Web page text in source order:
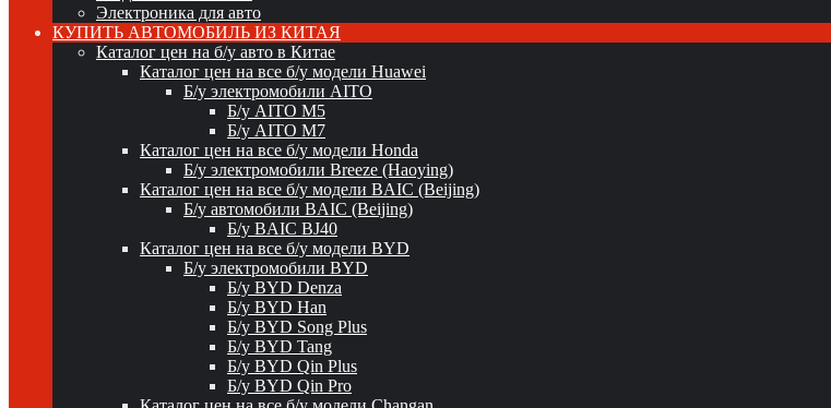
Электроника для авто
КУПИТЬ АВТОМОБИЛЬ ИЗ КИТАЯ
Каталог цен на б/у авто в Китае
Каталог цен на все б/у модели Huawei
Б/у электромобили AITO
Б/у AITO M5
Б/у AITO M7
Каталог цен на все б/у модели Honda
Б/у электромобили Breeze (Haoying)
Каталог цен на все б/у модели BAIC (Beijing)
Б/у автомобили BAIC (Beijing)
Б/у BAIC BJ40
Каталог цен на все б/у модели BYD
Б/у электромобили BYD
Б/у BYD Denza
Б/у BYD Han
Б/у BYD Song Plus
Б/у BYD Tang
Б/у BYD Qin Plus
Б/у BYD Qin Pro